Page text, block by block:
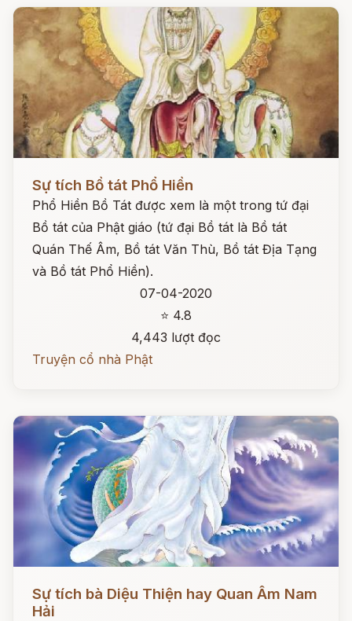
Sự tích Bồ tát Phổ Hiền
Phổ Hiền Bồ Tát được xem là một trong tứ đại
Bồ tát của Phật giáo (tứ đại Bồ tát là Bồ tát
Quán Thế Âm, Bồ tát Văn Thù, Bồ tát Địa Tạng
và Bồ tát Phổ Hiền).
07-04-2020
⭐ 4.8
4,443 lượt đọc
Truyện cổ nhà Phật
Sự tích bà Diệu Thiện hay Quan Âm Nam
Hải